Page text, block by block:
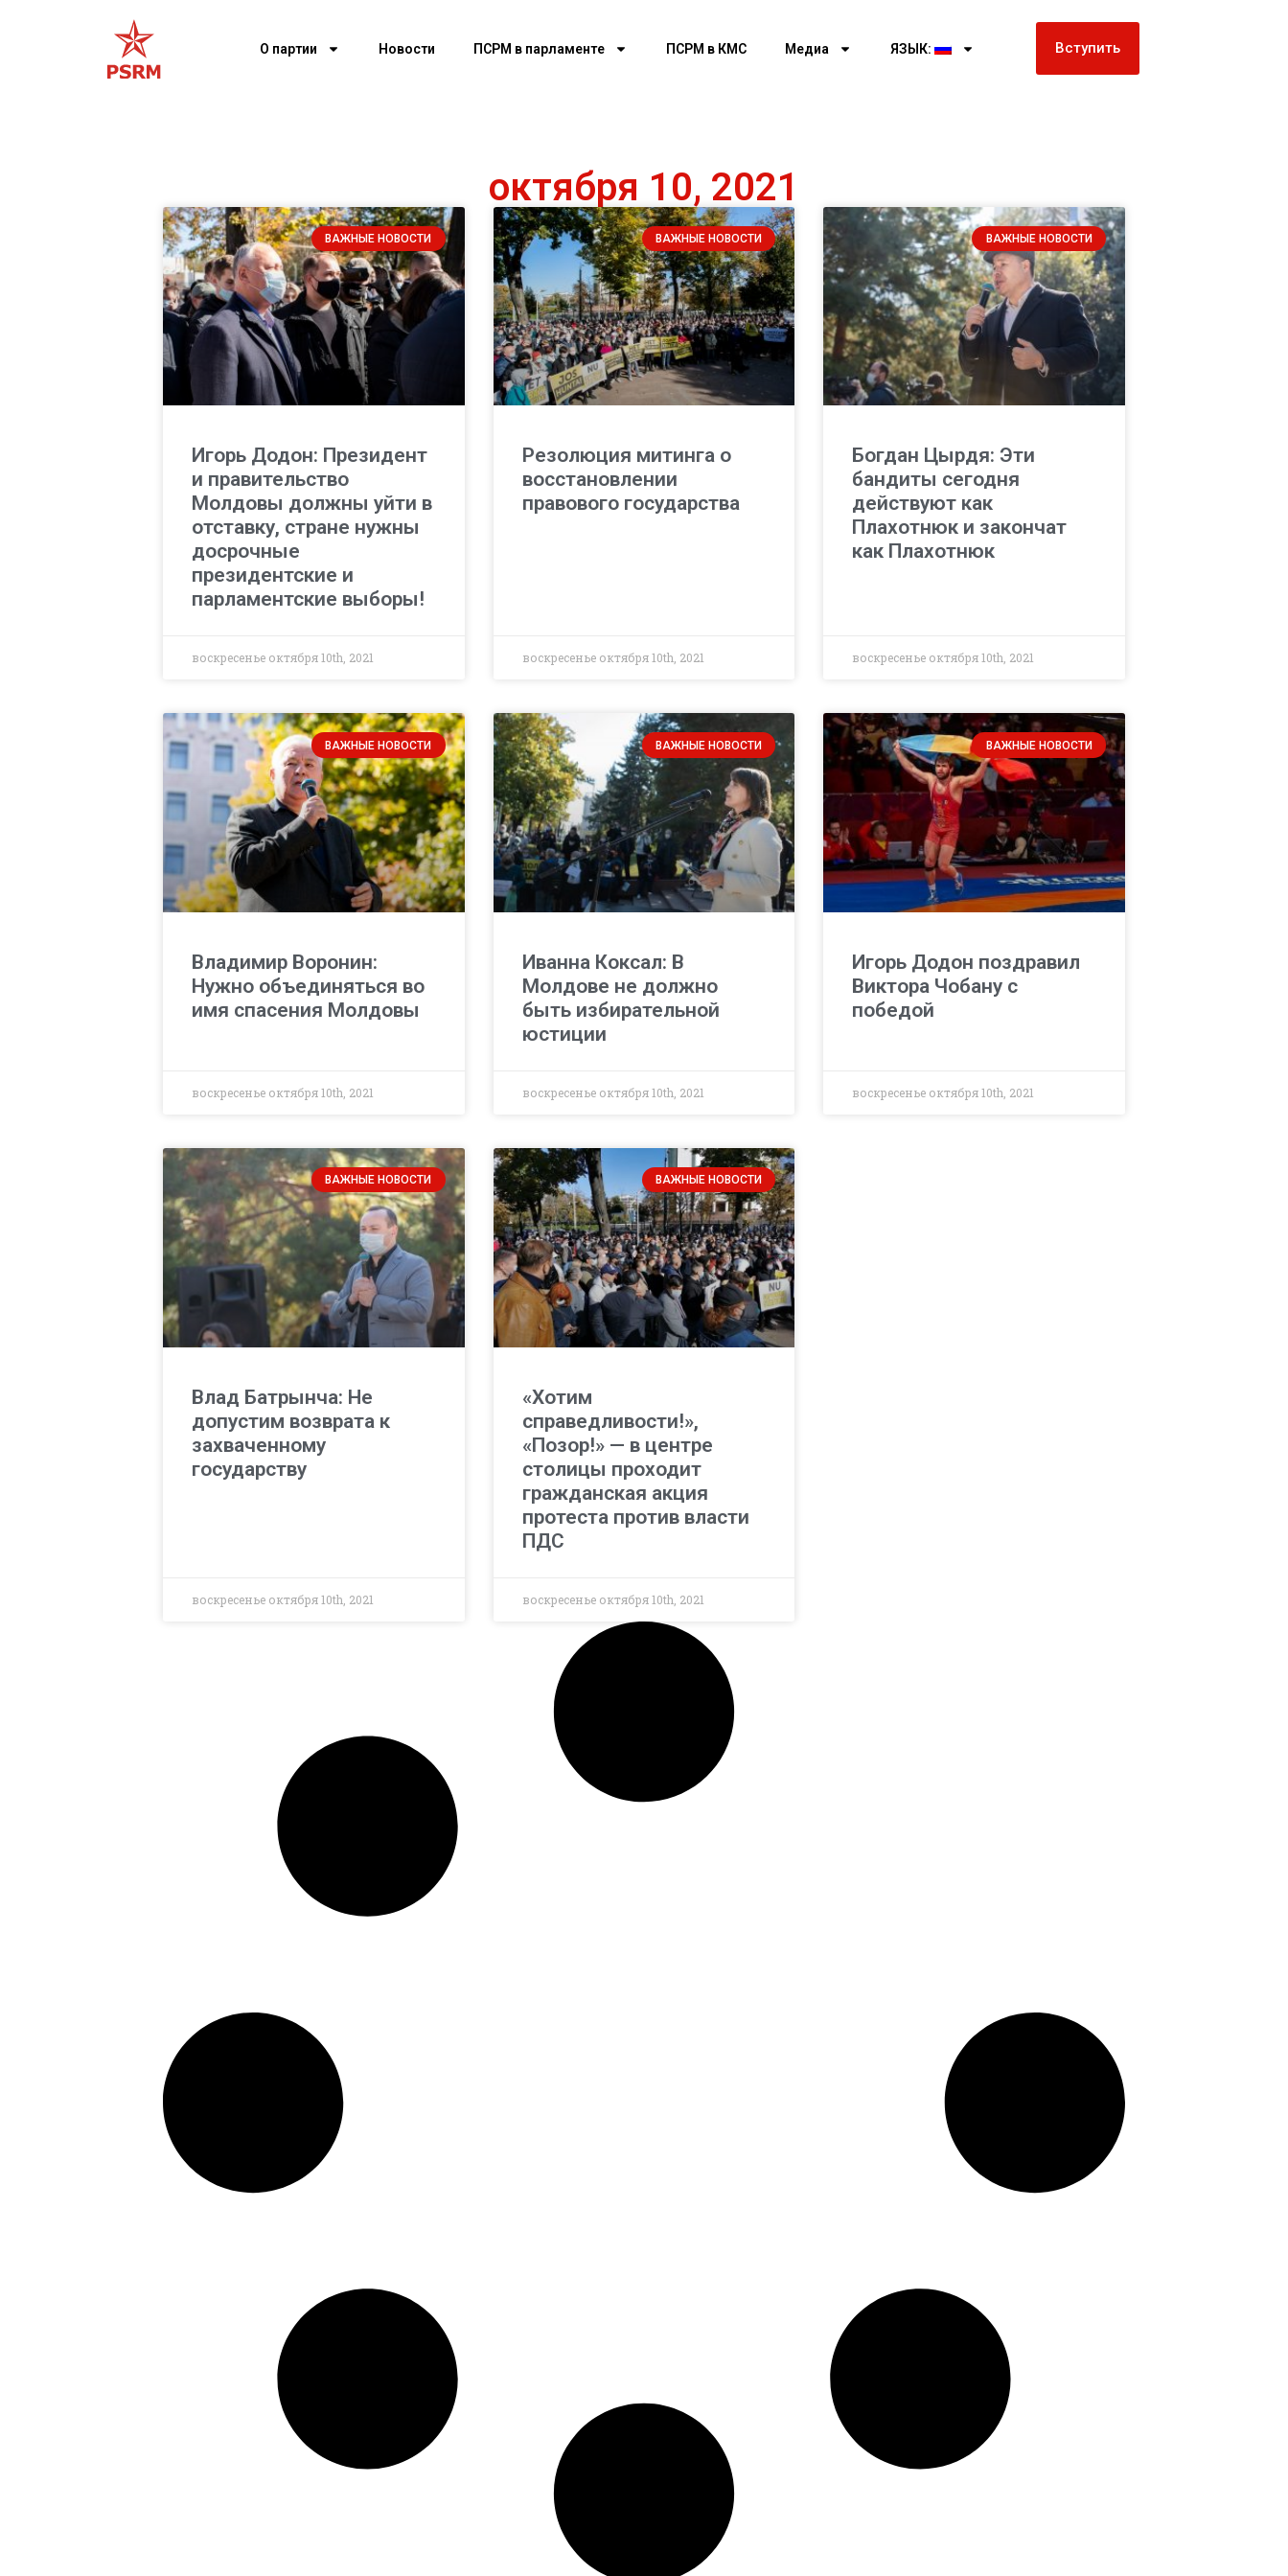
О партии Новости ПСРМ в парламенте ПСРМ в КМС Медиа ЯЗЫК: Вступить
октября 10, 2021
ВАЖНЫЕ НОВОСТИ
Игорь Додон: Президент
и правительство
Молдовы должны уйти в
отставку, стране нужны
досрочные
президентские и
парламентские выборы!
воскресенье октября 10th, 2021
ВАЖНЫЕ НОВОСТИ
Резолюция митинга о
восстановлении
правового государства
воскресенье октября 10th, 2021
ВАЖНЫЕ НОВОСТИ
Богдан Цырдя: Эти
бандиты сегодня
действуют как
Плахотнюк и закончат
как Плахотнюк
воскресенье октября 10th, 2021
ВАЖНЫЕ НОВОСТИ
Владимир Воронин:
Нужно объединяться во
имя спасения Молдовы
воскресенье октября 10th, 2021
ВАЖНЫЕ НОВОСТИ
Иванна Коксал: В
Молдове не должно
быть избирательной
юстиции
воскресенье октября 10th, 2021
ВАЖНЫЕ НОВОСТИ
Игорь Додон поздравил
Виктора Чобану с
победой
воскресенье октября 10th, 2021
ВАЖНЫЕ НОВОСТИ
Влад Батрынча: Не
допустим возврата к
захваченному
государству
воскресенье октября 10th, 2021
ВАЖНЫЕ НОВОСТИ
«Хотим
справедливости!»,
«Позор!» — в центре
столицы проходит
гражданская акция
протеста против власти
ПДС
воскресенье октября 10th, 2021